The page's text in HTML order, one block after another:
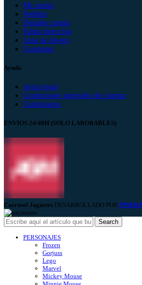
Mi cuenta
Pedidos
Detalles cuenta
Editar dirección
Lista de deseos
Comparar
Ayuda
Aviso legal
Condiciones generales de compra
Contáctanos
ENVÍOS 24/48H (SOLO LABORABLES)
Carrusel Juguetes DESARROLLADO POR
Search
PERSONAJES
Frozen
Gorjuss
Lego
Marvel
Mickey Mouse